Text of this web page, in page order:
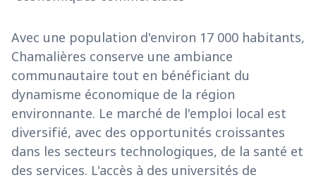
Avec une population d'environ 17 000 habitants,
Chamalières conserve une ambiance
communautaire tout en bénéficiant du
dynamisme économique de la région
environnante. Le marché de l'emploi local est
diversifié, avec des opportunités croissantes
dans les secteurs technologiques, de la santé et
des services. L'accès à des universités de